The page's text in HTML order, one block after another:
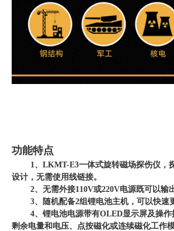
功能特点
1、LKMT-E3一体式旋转磁场探伤仪，
设计，无需使用线链接。
2、无需外接110V或220V电源既可以输
3、随机配备2组锂电池主机，可以快速
4、锂电池电源带有OLED显示屏及操
剩余电量和电压、点按磁化或连续磁化工作